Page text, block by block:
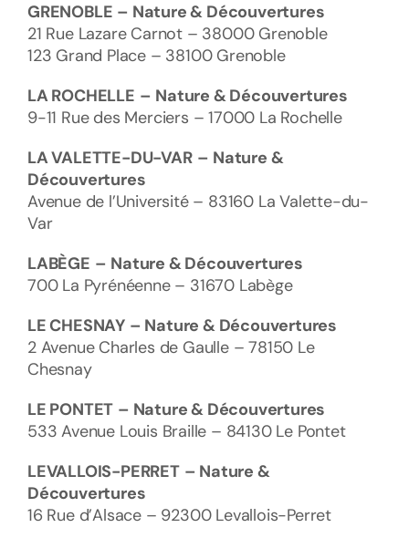
GRENOBLE – Nature & Découvertures
21 Rue Lazare Carnot – 38000 Grenoble
123 Grand Place – 38100 Grenoble
LA ROCHELLE – Nature & Découvertures
9-11 Rue des Merciers – 17000 La Rochelle
LA VALETTE-DU-VAR – Nature &
Découvertures
Avenue de l’Université – 83160 La Valette-du-
Var
LABÈGE – Nature & Découvertures
700 La Pyrénéenne – 31670 Labège
LE CHESNAY – Nature & Découvertures
2 Avenue Charles de Gaulle – 78150 Le
Chesnay
LE PONTET – Nature & Découvertures
533 Avenue Louis Braille – 84130 Le Pontet
LEVALLOIS-PERRET – Nature &
Découvertures
16 Rue d’Alsace – 92300 Levallois-Perret